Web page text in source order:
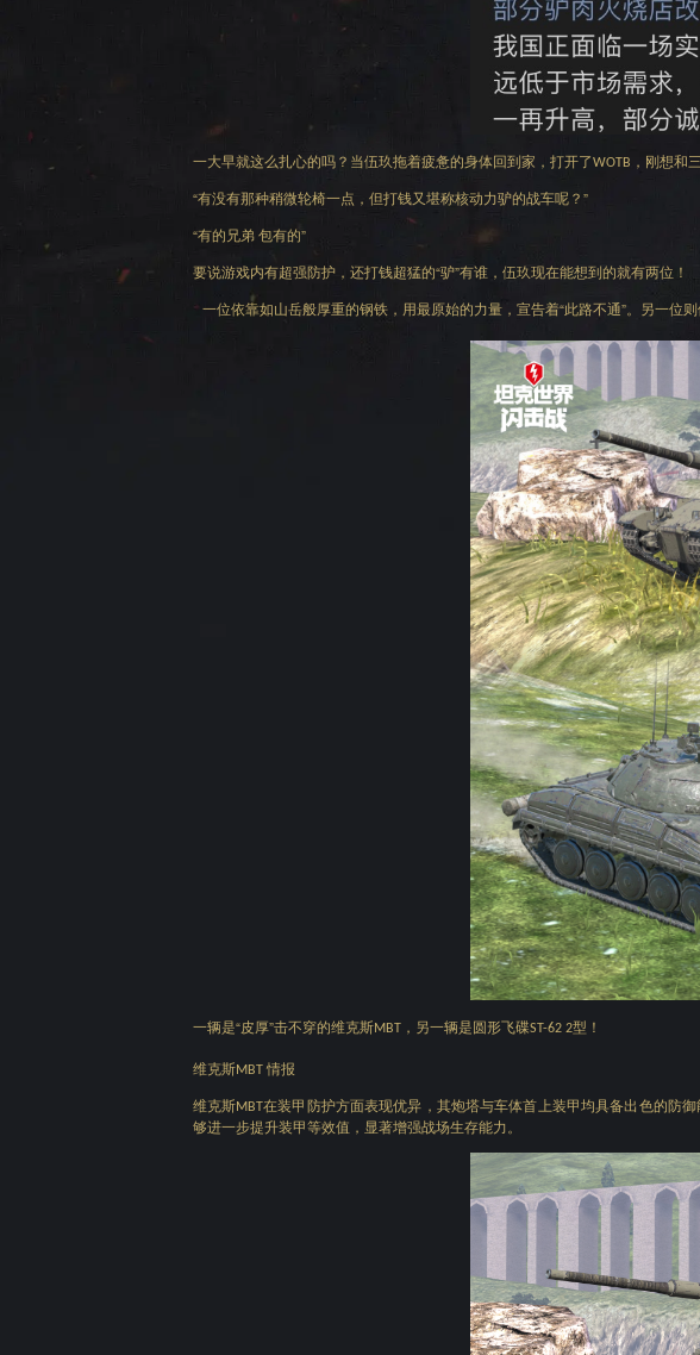
一大早就这么扎心的吗？当伍玖拖着疲惫的身体回到家，打开了WOTB ，刚想和
“有没有那种稍微轮椅一点，但打钱又堪称核动力驴的战车呢？”
“有的兄弟 包有的”
要说游戏内有超强防护，还打钱超猛的“驴”有谁，伍玖现在能想到的就有两位！
一位依靠如山岳般厚重的钢铁，用最原始的力量，宣告着“此路不通”。另一位
一辆是“皮厚”击不穿的维克斯MBT，另一辆是圆形飞碟ST-62 2型！
维克斯MBT情报
维克斯MBT在装甲防护方面表现优异，其炮塔与车体首上装甲均具备出色的防
够进一步提升装甲等效值，显著增强战场生存能力。